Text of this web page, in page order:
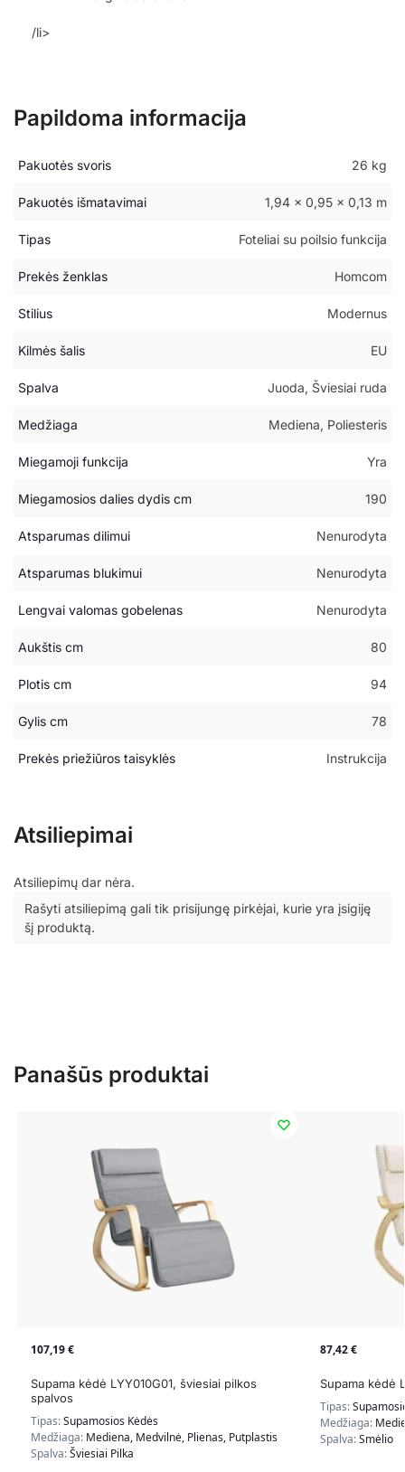
/li>
Papildoma informacija
Pakuotės svoris 26 kg
Pakuotės išmatavimai 1,94 × 0,95 × 0,13 m
Tipas Foteliai su poilsio funkcija
Prekės ženklas Homcom
Stilius Modernus
Kilmės šalis EU
Spalva Juoda, Šviesiai ruda
Medžiaga Mediena, Poliesteris
Miegamoji funkcija Yra
Miegamosios dalies dydis cm 190
Atsparumas dilimui Nenurodyta
Atsparumas blukimui Nenurodyta
Lengvai valomas gobelenas Nenurodyta
Aukštis cm 80
Plotis cm 94
Gylis cm 78
Prekės priežiūros taisyklės Instrukcija
Atsiliepimai
Atsiliepimų dar nėra.
Rašyti atsiliepimą gali tik prisijungę pirkėjai, kurie yra įsigiję
šį produktą.
Panašūs produktai
107,19€
Supama kėdė LYY010G01, šviesiai pilkos
spalvos
Tipas:Supamosios Kėdės
Medžiaga: Mediena, Medvilnė, Plienas, Putplastis
Spalva:Šviesiai Pilka
87,42€
Supama kėdė
Tipas:
Medžiaga:
Spalva:Smėlio